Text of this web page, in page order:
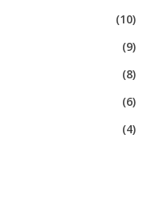
(10)
(9)
(8)
(6)
(4)